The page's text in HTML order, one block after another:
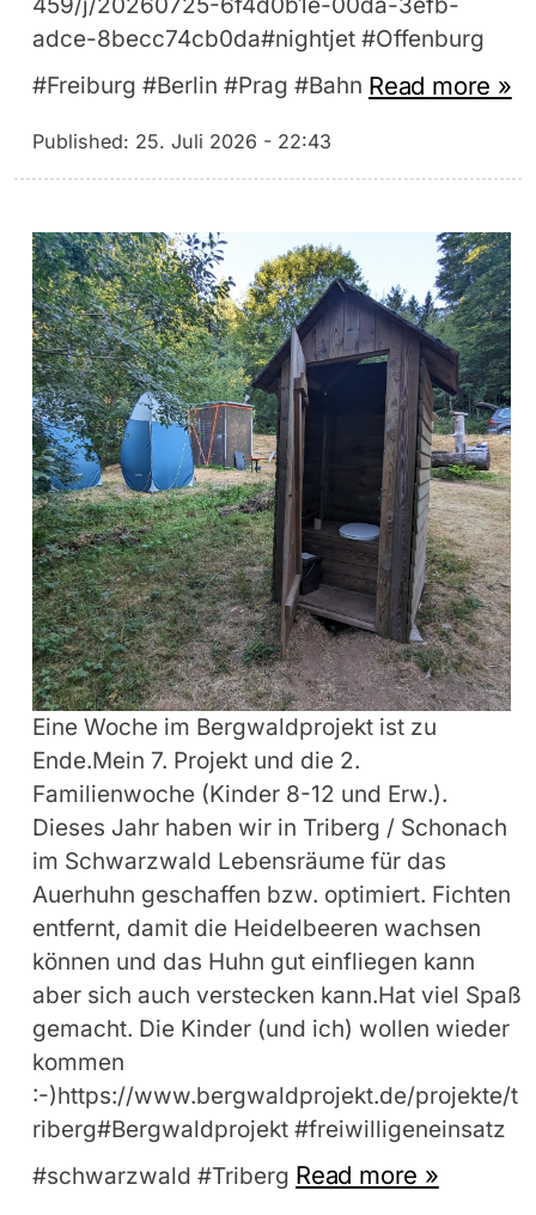
459/j/20260725-6f4d0b1e-00da-3efb-
adce-8becc74cb0da#nightjet #Offenburg
#Freiburg #Berlin #Prag #Bahn Read more »
Published: 25. Juli 2026 - 22:43
Eine Woche im Bergwaldprojekt ist zu
Ende.Mein 7. Projekt und die 2.
Familienwoche (Kinder 8-12 und Erw.).
Dieses Jahr haben wir in Triberg / Schonach
im Schwarzwald Lebensräume für das
Auerhuhn geschaffen bzw. optimiert. Fichten
entfernt, damit die Heidelbeeren wachsen
können und das Huhn gut einfliegen kann
aber sich auch verstecken kann.Hat viel Spaß
gemacht. Die Kinder (und ich) wollen wieder
kommen
:-)https://www.bergwaldprojekt.de/projekte/t
riberg#Bergwaldprojekt #freiwilligeneinsatz
#schwarzwald #Triberg Read more »